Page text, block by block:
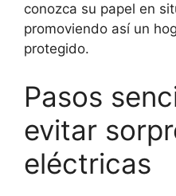
conozca su papel en
promoviendo así un
protegido.
Pasos
evitar
eléctricas